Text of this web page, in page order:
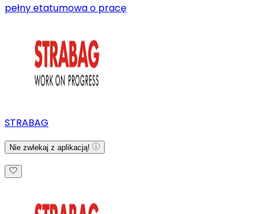
pełny etatumowa o pracę
STRABAG
Nie zwlekaj z aplikacją!